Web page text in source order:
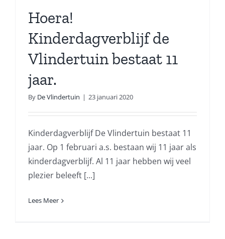
Hoera!
Kinderdagverblijf de
Vlindertuin bestaat 11
jaar.
By De Vlindertuin | 23 januari 2020
Kinderdagverblijf De Vlindertuin bestaat 11
jaar. Op 1 februari a.s. bestaan wij 11 jaar als
kinderdagverblijf. Al 11 jaar hebben wij veel
plezier beleeft [...]
Lees Meer